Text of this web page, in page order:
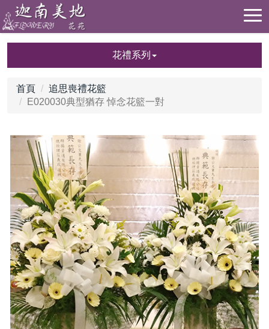
花禮系列
首頁
追思喪禮花籃
E020030典型猶存 悼念花籃一對